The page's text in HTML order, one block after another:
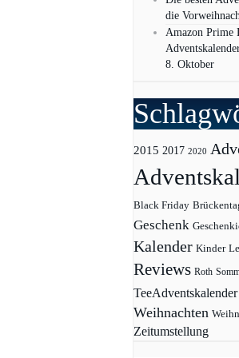
die
Amazon Prime
8. Oktober
2015 2017 2020
Black Friday
Geschenk
Kalender Kinder
Reviews Roth
TeeAdventskalender
Weihnachten
Zeitumstellung